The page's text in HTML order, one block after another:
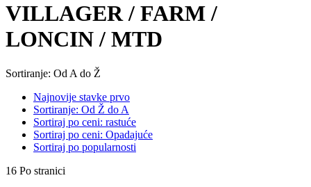
VILLAGER / FARM /
LONCIN / MTD
Sortiranje: Od A do Ž
Najnovije stavke prvo
Sortiranje: Od Ž do A
Sortiraj po ceni: rastuće
Sortiraj po ceni: Opadajuće
Sortiraj po popularnosti
16 Po stranici